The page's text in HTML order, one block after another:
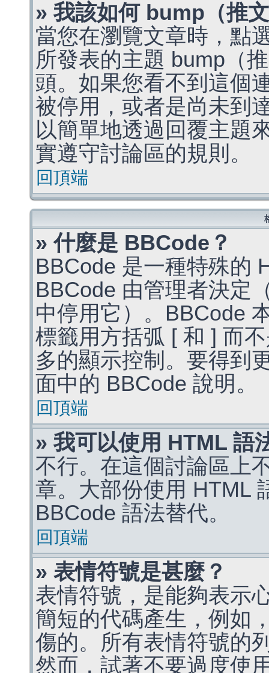
» 我該如何 bump（推
當您在瀏覽文章時，點
所發表的主題 bump（
頭。如果您看不到這個
被停用，或者是尚未到
以簡單地透過回覆主題
實遵守討論區的規則。
回頂端
» 什麼是 BBCode？
BBCode 是一種特殊的
BBCode 由管理者決定
中停用它）。BBCode
標籤用方括弧 [ 和 ] 而
多的顯示控制。要得到
面中的 BBCode 說明。
回頂端
» 我可以使用 HTML 語
不行。在這個討論區上
章。大部份使用 HTML
BBCode 語法替代。
回頂端
» 表情符號是甚麼？
表情符號，是能夠表示
簡短的代碼產生，例如
傷的。所有表情符號的
然而，試著不要過度使